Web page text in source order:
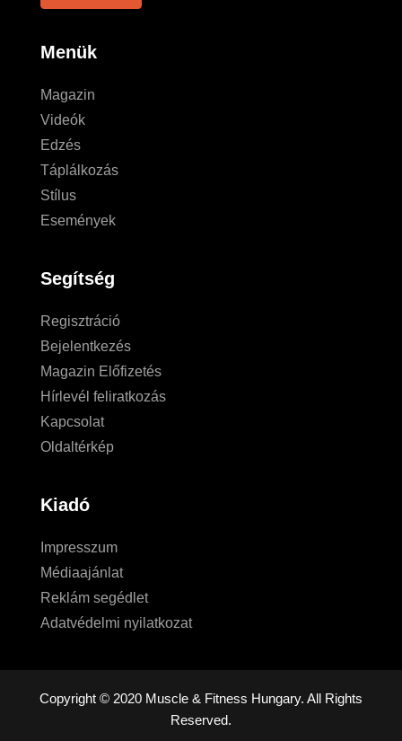
Menük
Magazin
Videók
Edzés
Táplálkozás
Stílus
Események
Segítség
Regisztráció
Bejelentkezés
Magazin Előfizetés
Hírlevél feliratkozás
Kapcsolat
Oldaltérkép
Kiadó
Impresszum
Médiaajánlat
Reklám segédlet
Adatvédelmi nyilatkozat
Copyright © 2020 Muscle & Fitness Hungary. All Rights
Reserved.